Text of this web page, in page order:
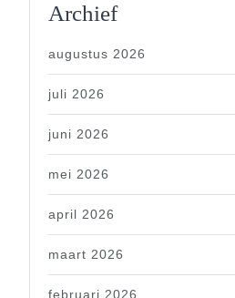
Archief
augustus 2026
juli 2026
juni 2026
mei 2026
april 2026
maart 2026
februari 2026